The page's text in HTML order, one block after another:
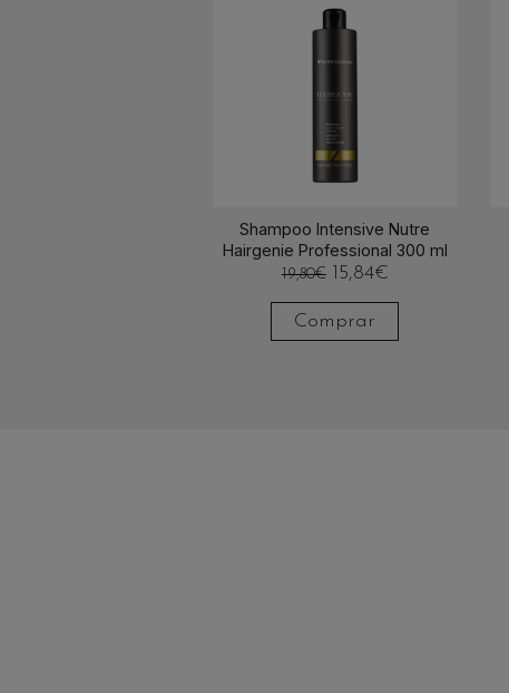
Shampoo Intensive Nutre
Hairgenie Professional 300 ml
19,80€ 15,84€
Comprar